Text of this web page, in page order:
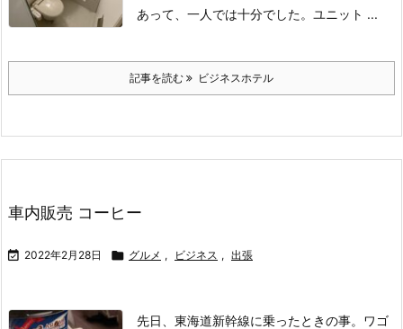
あって、一人では十分でした。 ユニット ...
記事を読む ビジネスホテル
車内販売 コーヒー
 2022年2月28日  グルメ , ビジネス , 出張
先日、東海道新幹線に乗ったときの事。 ワゴ